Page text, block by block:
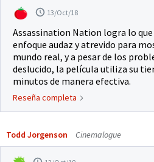
13/Oct/18
Assassination Nation logra lo que
enfoque audaz y atrevido para
mundo real, y a pesar de los
deslucido, la película utiliza su
minutos de manera efectiva.
Reseña completa
Todd Jorgenson Cinemalogue